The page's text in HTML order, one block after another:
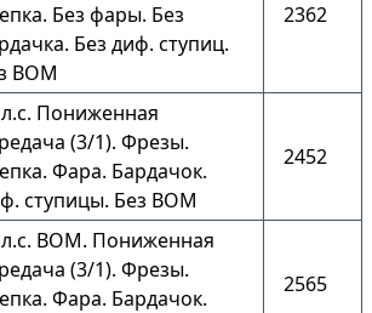
Без фары. Без
Без диф. ступиц.
ВОМ
2362
Пониженная
(3/1). Фрезы.
Фара. Бардачок.
ступицы. Без ВОМ
2452
л.с. ВОМ. Пониженная
(3/1). Фрезы.
Фара. Бардачок.
2565